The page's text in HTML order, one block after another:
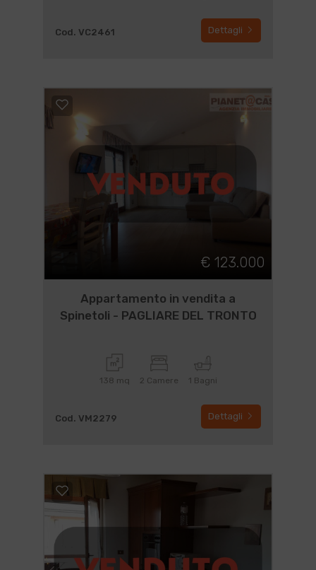
Cod. VC2461 Dettagli
€ 123.000
Appartamento in vendita a
Spinetoli - PAGLIARE DEL TRONTO
138 mq 2 Camere 1 Bagni
Cod. VM2279 Dettagli